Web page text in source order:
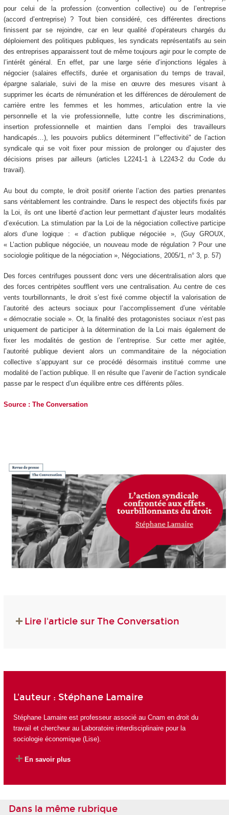
pour celui de la profession (convention collective) ou de l’entreprise
(accord d’entreprise) ? Tout bien considéré, ces différentes directions
finissent par se rejoindre, car en leur qualité d’opérateurs chargés du
déploiement des politiques publiques, les syndicats représentatifs au sein
des entreprises apparaissent tout de même toujours agir pour le compte de
l’intérêt général. En effet, par une large série d’injonctions légales à
négocier (salaires effectifs, durée et organisation du temps de travail,
épargne salariale, suivi de la mise en œuvre des mesures visant à
supprimer les écarts de rémunération et les différences de déroulement de
carrière entre les femmes et les hommes, articulation entre la vie
personnelle et la vie professionnelle, lutte contre les discriminations,
insertion professionnelle et maintien dans l’emploi des travailleurs
handicapés…), les pouvoirs publics déterminent l’"effectivité" de l’action
syndicale qui se voit fixer pour mission de prolonger ou d’ajuster des
décisions prises par ailleurs (articles L2241-1 à L2243-2 du Code du
travail).
Au bout du compte, le droit positif oriente l’action des parties prenantes
sans véritablement les contraindre. Dans le respect des objectifs fixés par
la Loi, ils ont une liberté d’action leur permettant d’ajuster leurs modalités
d’exécution. La stimulation par la Loi de la négociation collective participe
alors d’une logique : « d’action publique négociée », (Guy GROUX,
« L’action publique négociée, un nouveau mode de régulation ? Pour une
sociologie politique de la négociation », Négociations, 2005/1, n° 3, p. 57)
Des forces centrifuges poussent donc vers une décentralisation alors que
des forces centripètes soufflent vers une centralisation. Au centre de ces
vents tourbillonnants, le droit s’est fixé comme objectif la valorisation de
l’autorité des acteurs sociaux pour l’accomplissement d’une véritable
« démocratie sociale ». Or, la finalité des protagonistes sociaux n’est pas
uniquement de participer à la détermination de la Loi mais également de
fixer les modalités de gestion de l’entreprise. Sur cette mer agitée,
l’autorité publique devient alors un commanditaire de la négociation
collective s’appuyant sur ce procédé désormais institué comme une
modalité de l’action publique. Il en résulte que l’avenir de l’action syndicale
passe par le respect d’un équilibre entre ces différents pôles.
Source : The Conversation
Lire l'article sur The Conversation
L'auteur : Stéphane Lamaire
Stéphane Lamaire est professeur associé au Cnam en droit du
travail et chercheur au Laboratoire interdisciplinaire pour la
sociologie économique (Lise).
En savoir plus
Dans la même rubrique